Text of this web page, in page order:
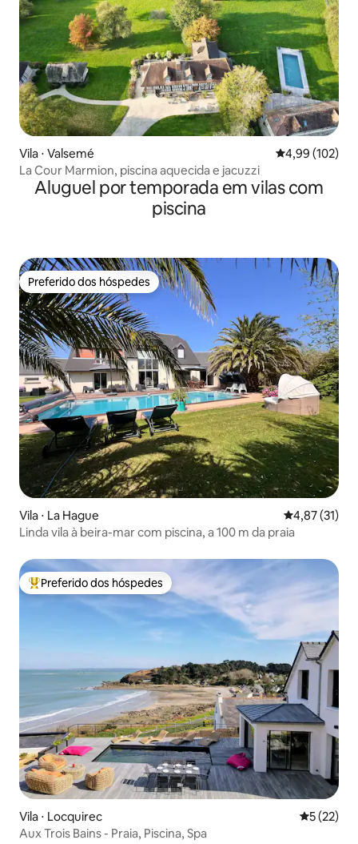
Vila ⋅ Valsemé 4,99 de uma
4,99 (102)
La Cour Marmion, piscina aquecida e jacuzzi
Aluguel por temporada em vilas com
piscina
Preferido dos hóspedes
Preferido dos hóspedes
Vila ⋅ La Hague 4,87 de uma
4,87 (31)
Linda vila à beira-mar com piscina, a 100 m da praia
Entre os melhores preferidos dos hóspedes
Preferido dos hóspedes
Vila ⋅ Locquirec 5 de uma
5 (22)
Aux Trois Bains - Praia, Piscina, Spa